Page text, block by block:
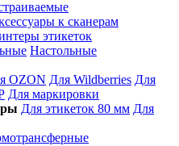
к сканерам
этикеток
Настольные
OZON Для Wildberries Для
Для маркировки
Для этикеток 80 мм Для